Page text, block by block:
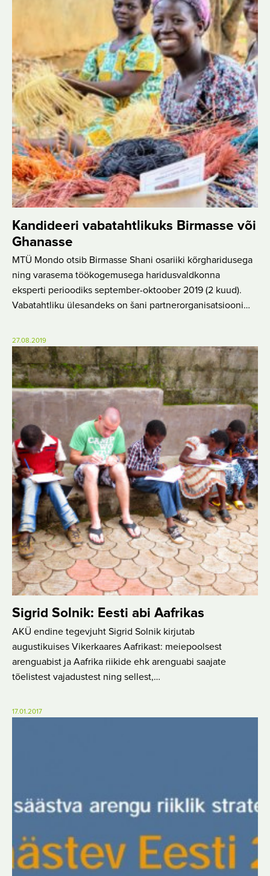
Kandideeri vabatahtlikuks Birmasse või
Ghanasse
MTÜ Mondo otsib Birmasse Shani osariiki kõrgharidusega
ning varasema töökogemusega haridusvaldkonna
eksperti perioodiks september-oktoober 2019 (2 kuud).
Vabatahtliku ülesandeks on šani partnerorganisatsiooni…
27.08.2019
Sigrid Solnik: Eesti abi Aafrikas
AKÜ endine tegevjuht Sigrid Solnik kirjutab
augustikuises Vikerkaares Aafrikast: meiepoolsest
arenguabist ja Aafrika riikide ehk arenguabi saajate
tõelistest vajadustest ning sellest,…
17.01.2017